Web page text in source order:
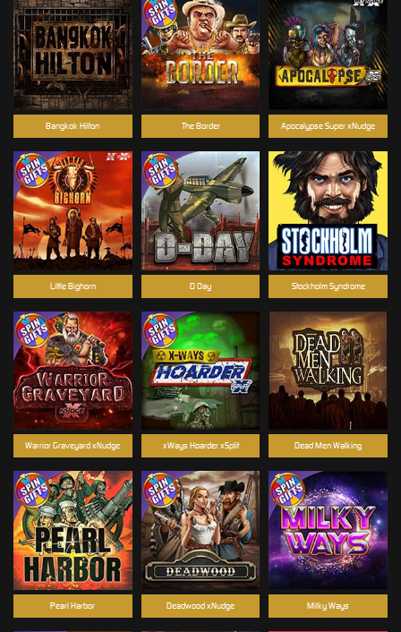
Dead Men Walking
Stockholm Syndrome
Apocalypse Super xNudge
Bangkok Hilton
Warrior Graveyard xNudge
Little Bighorn
Deadwood xNudge Milky Ways
Pearl Harbor
xWays Hoarder xSplit
D Day
The Border